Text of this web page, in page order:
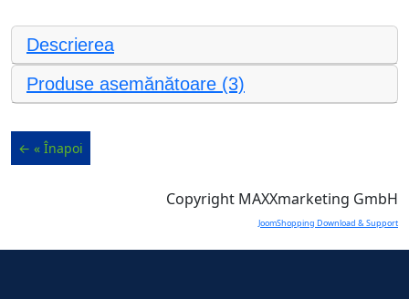
Descrierea
Produse asemănătoare (3)
Copyright MAXXmarketing GmbH
JoomShopping Download & Support